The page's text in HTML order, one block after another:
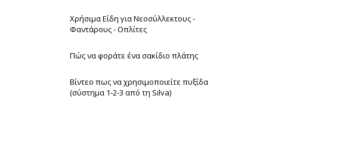
Χρήσιμα Είδη για Νεοσύλλεκτους -
Φαντάρους - Οπλίτες
Πώς να φοράτε ένα σακίδιο πλάτης
Βίντεο πως να χρησιμοποιείτε πυξίδα
(σύστημα 1-2-3 από τη Silva)